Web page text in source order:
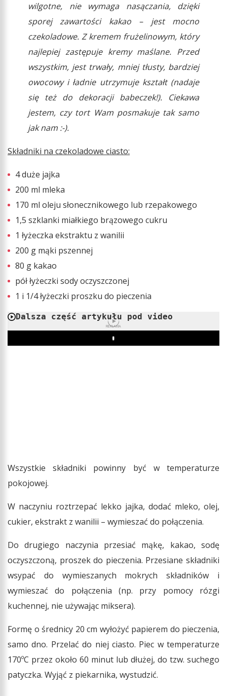
wilgotne, nie wymaga nasączania, dzięki
sporej zawartości kakao – jest mocno
czekoladowe. Z kremem frużelinowym, który
najlepiej zastępuje kremy maślane. Przed
wszystkim, jest trwały, mniej tłusty, bardziej
owocowy i ładnie utrzymuje kształt (nadaje
się też do dekoracji babeczek!). Ciekawa
jestem, czy tort Wam posmakuje tak samo
jak nam :-).
Składniki na czekoladowe ciasto:
4 duże jajka
200 ml mleka
170 ml oleju słonecznikowego lub rzepakowego
1,5 szklanki miałkiego brązowego cukru
1 łyżeczka ekstraktu z wanilii
200 g mąki pszennej
80 g kakao
pół łyżeczki sody oczyszczonej
1 i 1/4 łyżeczki proszku do pieczenia
Dalsza część artykułu pod video
REKLAMA
Play
Wszystkie składniki powinny być w temperaturze
pokojowej.
W naczyniu roztrzepać lekko jajka, dodać mleko, olej,
cukier, ekstrakt z wanilii – wymieszać do połączenia.
Do drugiego naczynia przesiać mąkę, kakao, sodę
oczyszczoną, proszek do pieczenia. Przesiane składniki
wsypać do wymieszanych mokrych składników i
wymieszać do połączenia (np. przy pomocy rózgi
kuchennej, nie używając miksera).
Formę o średnicy 20 cm wyłożyć papierem do pieczenia,
samo dno. Przelać do niej ciasto. Piec w temperaturze
170ºC przez około 60 minut lub dłużej, do tzw. suchego
patyczka. Wyjąć z piekarnika, wystudzić.